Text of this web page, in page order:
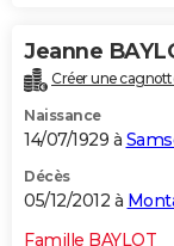
Jeanne
Créer une
Naissance
14/07/1929 à
Décès
05/12/2012 à
Famille BAYLOT